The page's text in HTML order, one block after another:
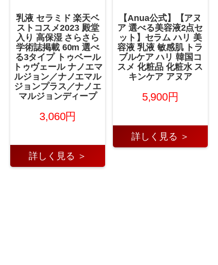
乳液 セラミド 楽天ベ
ストコスメ2023 殿堂
入り 高保湿 さらさら
学術誌掲載 60m 選べ
る3タイプ トゥベール
トゥヴェール ナノエマ
ルジョン／ナノエマル
ジョンプラス／ナノエ
マルジョンディープ
3,060円
詳しく見る ＞
【Anua公式】【アヌ
ア 選べる美容液2点セ
ット】セラム ハリ 美
容液 乳液 敏感肌 トラ
ブルケア ハリ 韓国コ
スメ 化粧品 化粧水 ス
キンケア アヌア
5,900円
詳しく見る ＞